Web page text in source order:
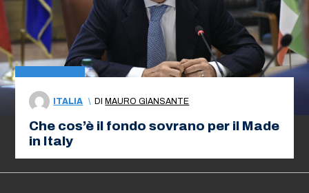
ITALIA \ DI MAURO GIANSANTE
Che cos’è il fondo sovrano per il Made
in Italy